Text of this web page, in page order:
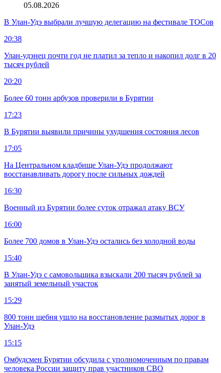
05.08.2026
В Улан-Удэ выбрали лучшую делегацию на фестивале ТОСов
20:38
Улан-удэнец почти год не платил за тепло и накопил долг в 20
тысяч рублей
20:20
Более 60 тонн арбузов проверили в Бурятии
17:23
В Бурятии выявили причины ухудшения состояния лесов
17:05
На Центральном кладбище Улан-Удэ продолжают
восстанавливать дорогу после сильных дождей
16:30
Военный из Бурятии более суток отражал атаку ВСУ
16:00
Более 700 домов в Улан-Удэ остались без холодной воды
15:40
В Улан-Удэ с самовольщика взыскали 200 тысяч рублей за
занятый земельный участок
15:29
800 тонн щебня ушло на восстановление размытых дорог в
Улан-Удэ
15:15
Омбудсмен Бурятии обсудила с уполномоченным по правам
человека России защиту прав участников СВО